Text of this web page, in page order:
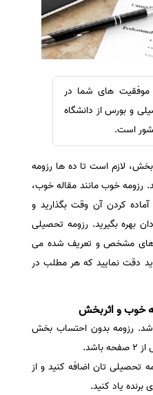
موفقیت های شما در
و بورس از دانشگاه
است.
لازم است تا ده ها رزومه
رزومه خوب مانند مقاله خوب،
کردن آن وقت بگذارید و
بهره بگیرید. رزومه تحصیلی
های مشخص و تعریف شده می
دقت نمایید که هر مطلب در
خوب و اثربخش
رزومه بدون احتساب بخش
تحصیلی تان اضافه کنید و از
یاد کنید.